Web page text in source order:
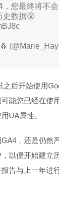
您最终将不
史数据😲
之后开始使用
能您已经在使
UA属性。
，还是仍然
以便开始建立
告与上一年进